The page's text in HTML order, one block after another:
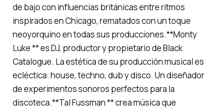
de bajo con influencias británicas entre ritmos
inspirados en Chicago, rematados con un toque
neoyorquino en todas sus producciones.**Monty
Luke ** es DJ, productor y propietario de Black
Catalogue. La estética de su producción musical es
ecléctica: house, techno, dub y disco. Un diseñador
de experimentos sonoros perfectos para la
discoteca.**Tal Fussman ** crea música que